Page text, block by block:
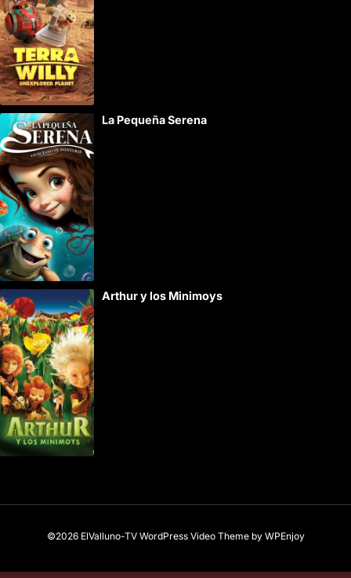
La Pequeña Serena
Arthur y los Minimoys
©2026 ElValluno-TV WordPress Video Themeby WPEnjoy